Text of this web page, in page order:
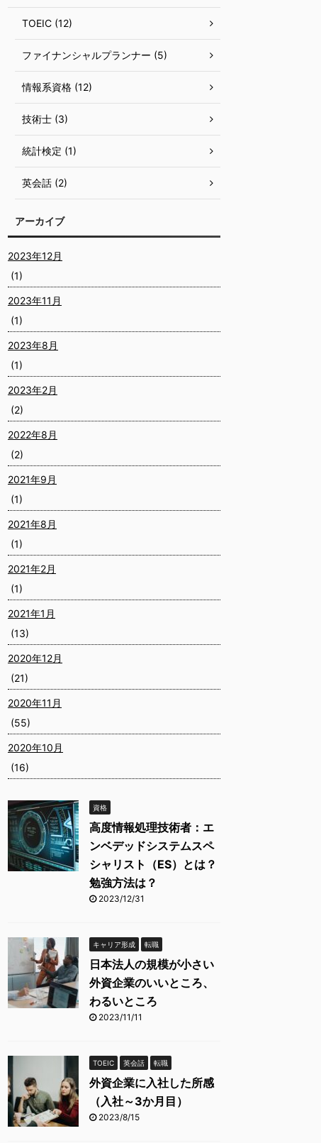
TOEIC (12)
ファイナンシャルプランナー (5)
情報系資格 (12)
技術士 (3)
統計検定 (1)
英会話 (2)
アーカイブ
2023年12月
(1)
2023年11月
(1)
2023年8月
(1)
2023年2月
(2)
2022年8月
(2)
2021年9月
(1)
2021年8月
(1)
2021年2月
(1)
2021年1月
(13)
2020年12月
(21)
2020年11月
(55)
2020年10月
(16)
資格
高度情報処理技術者：エ
ンベデッドシステムスペ
シャリスト（ES）とは？
勉強方法は？
2023/12/31
キャリア形成 転職
日本法人の規模が小さい
外資企業のいいところ、
わるいところ
2023/11/11
TOEIC 英会話 転職
外資企業に入社した所感
（入社～3か月目）
2023/8/15